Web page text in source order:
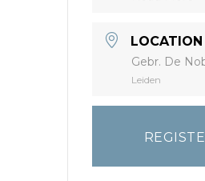
LOCATION
Gebr. De
Leiden